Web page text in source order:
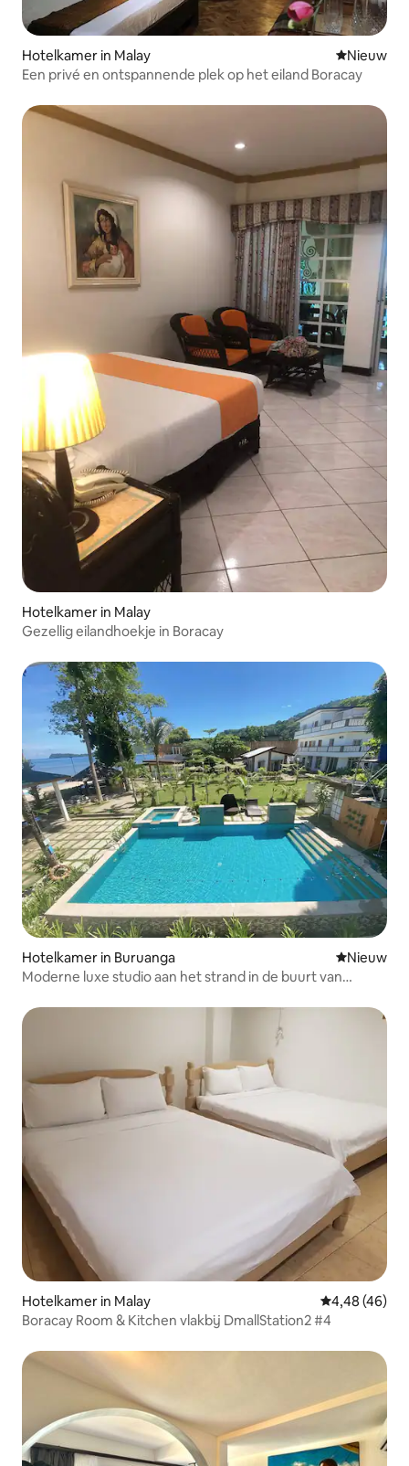
Hotelkamer in Malay Nieuwe
Nieuw
Een privé en ontspannende plek op het eiland Boracay
Hotelkamer in Malay
Gezellig eilandhoekje in Boracay
Hotelkamer in Buruanga Nieuwe
Nieuw
Moderne luxe studio aan het strand in de buurt van
Hotelkamer in Malay Gemiddelde
4,48 (46)
Boracay Room & Kitchen vlakbij DmallStation2 #4